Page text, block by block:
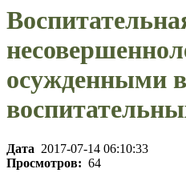
осужденными в
Дата 2017-07-14 06:10:33
Просмотров: 64